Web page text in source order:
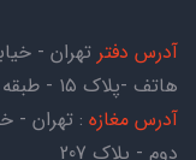
آدرس دفتر تهران -
هاتف -پلاک ۱۵ - طبقه اول - واحد ۱
آدرس مغازه : تهران -
دوم - پلاک 207